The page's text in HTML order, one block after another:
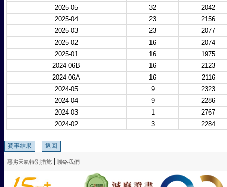
2025-05
32
2042
2025-04
23
2156
2025-03
23
2077
2025-02
16
2074
2025-01
16
1975
2024-06B
16
2123
2024-06A
16
2116
2024-05
9
2323
2024-04
9
2286
2024-03
1
2767
2024-02
3 2284